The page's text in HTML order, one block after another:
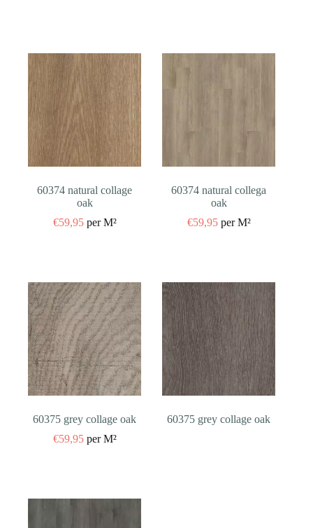
60374 natural collage
oak
€59,95per M²
60374 natural collega
oak
€59,95per M²
60375 grey collage oak
€59,95per M²
60375 grey collage oak